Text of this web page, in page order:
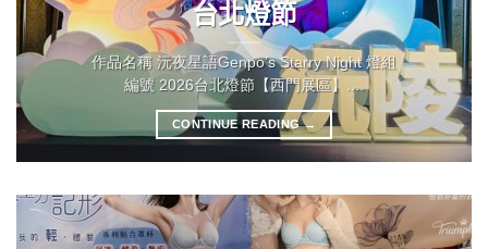
台北燈節
作品名稱 沅夜星語Genpo’s Starry Night 燈組
編號 2026台北燈節【西門展區】....
CONTINUE READING→